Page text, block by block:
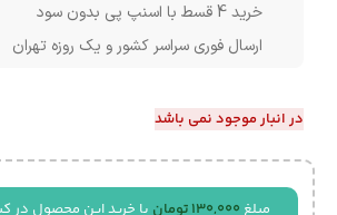
خرید 4 قسط با اسنپ پی بدون سود
ارسال فوری سراسر کشور و یک روزه تهران
در انبار موجود نمی باشد
مبلغ 130,000 تومان با خرید این محصول در